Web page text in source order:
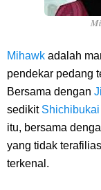
Mihawk adalah
pendekar pedang
Bersama dengan
sedikit Shichibukai
itu, bersama
yang tidak
terkenal.